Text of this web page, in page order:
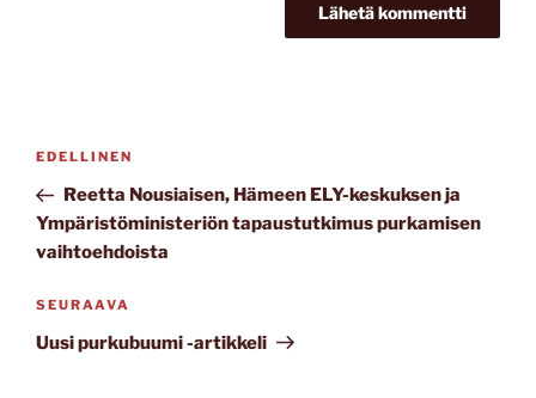
Artikkelien
Edellinen
artikkeli
EDELLINEN
Reetta Nousiaisen, Hämeen ELY-keskuksen ja
Ympäristöministeriön tapaustutkimus purkamisen
vaihtoehdoista
Seuraava
artikkeli
SEURAAVA
Uusi purkubuumi -artikkeli